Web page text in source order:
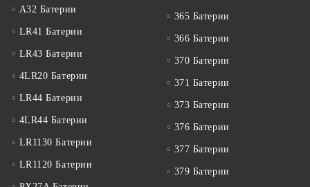
A32 Батерии
LR41 Батерии
LR43 Батерии
4LR20 Батерии
LR44 Батерии
4LR44 Батерии
LR1130 Батерии
LR1120 Батерии
365 Батерии
366 Батерии
370 Батерии
371 Батерии
373 Батерии
376 Батерии
377 Батерии
379 Батерии